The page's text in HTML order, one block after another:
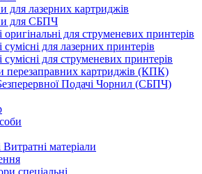
для лазерних картриджів
для СБПЧ
для струменевих принтерів
для лазерних принтерів
для струменевих принтерів
перезаправних картриджів (КПК)
Подачі Чорнил (СБПЧ)
матеріали
спеціальні